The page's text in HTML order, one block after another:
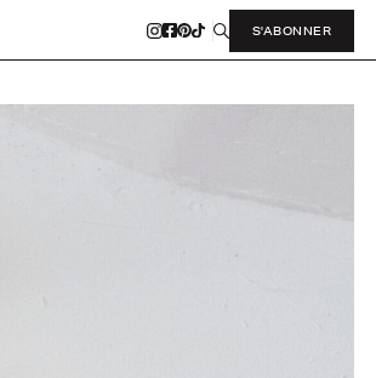
S'ABONNER